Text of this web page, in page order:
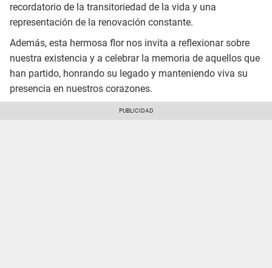
recordatorio de la transitoriedad de la vida y una
representación de la renovación constante.
Además, esta hermosa flor nos invita a reflexionar sobre
nuestra existencia y a celebrar la memoria de aquellos que
han partido, honrando su legado y manteniendo viva su
presencia en nuestros corazones.